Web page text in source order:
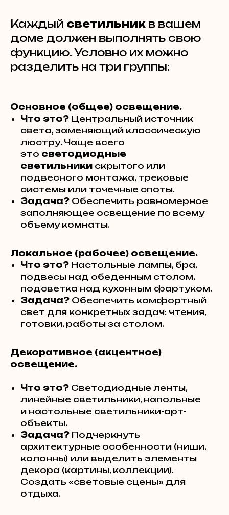
Каждый светильник в вашем
доме должен выполнять свою
функцию. Условно их можно
разделить на три группы:
Основное (общее) освещение.
Что это? Центральный источник
света, заменяющий классическую
люстру. Чаще всего
это светодиодные
светильники скрытого или
подвесного монтажа, трековые
системы или точечные споты.
Задача? Обеспечить равномерное
заполняющее освещение по всему
объему комнаты.
Локальное (рабочее) освещение.
Что это? Настольные лампы, бра,
подвесы над обеденным столом,
подсветка над кухонным фартуком.
Задача? Обеспечить комфортный
свет для конкретных задач: чтения,
готовки, работы за столом.
Декоративное (акцентное)
освещение.
Что это? Светодиодные ленты,
линейные светильники, напольные
и настольные светильники-арт-
объекты.
Задача? Подчеркнуть
архитектурные особенности (ниши,
колонны) или выделить элементы
декора (картины, коллекции).
Создать «световые сцены» для
отдыха.